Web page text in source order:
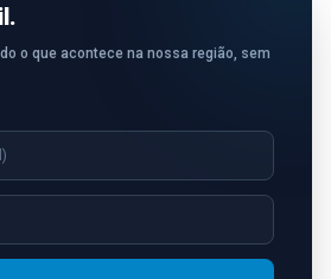
o que acontece na nossa região, sem